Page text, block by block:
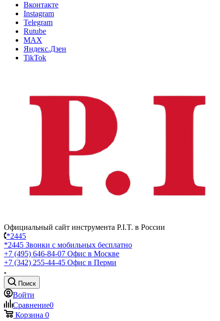
Вконтакте
Instagram
Telegram
Rutube
MAX
Яндекс.Дзен
TikTok
Официальный сайт инструмента P.I.T. в России
*2445
*2445 Звонки с мобильных бесплатно
+7 (495) 646-84-07 Офис в Москве
+7 (342) 255-44-45 Офис в Перми
Поиск
Войти
Сравнение0
Корзина 0